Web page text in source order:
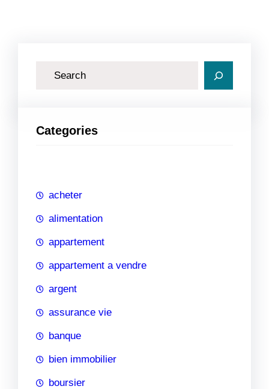
h
Categories
acheter
alimentation
appartement
appartement a vendre
argent
assurance vie
banque
bien immobilier
boursier